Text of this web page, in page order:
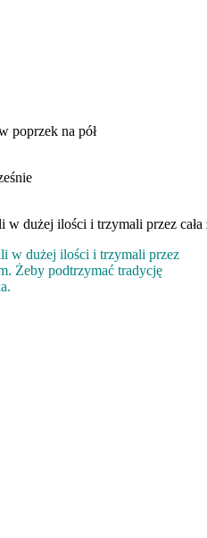
poprzek na pół
w dużej ilości i trzymali przez cała
w dużej ilości i trzymali przez
Żeby podtrzymać tradycję